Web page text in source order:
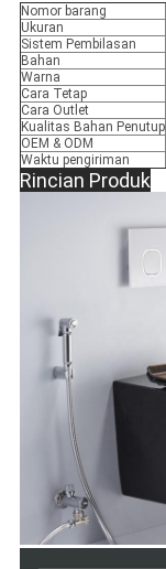
Nomor barang
Ukuran
Sistem Pembilasan
Bahan
Warna
Cara Tetap
Cara Outlet
Kualitas Bahan Penutup
OEM & ODM
Waktu pengiriman
Rincian Produk